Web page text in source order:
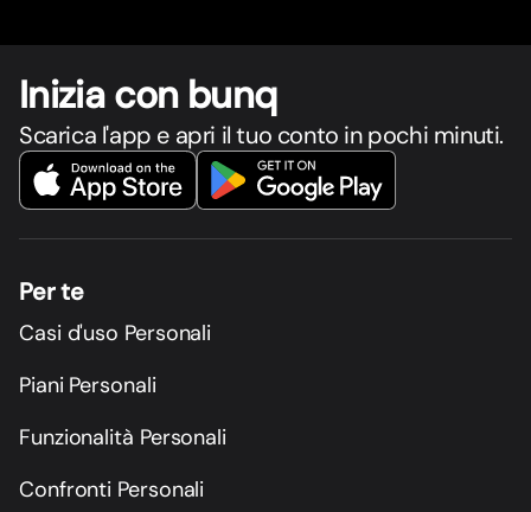
Inizia con bunq
Scarica l'app e apri il tuo conto in pochi minuti.
Per te
Casi d'uso Personali
Piani Personali
Funzionalità Personali
Confronti Personali